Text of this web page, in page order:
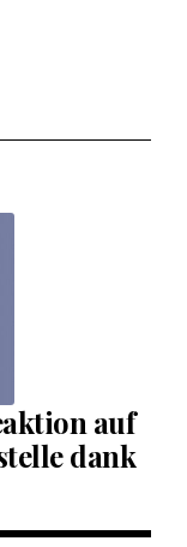
auf
dank